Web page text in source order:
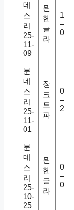
데
스
리
25-
11-
09
묀
헨
글
라
1
–
0
분
데
스
리
25-
11-
01
장
크
트
파
0
–
2
분
데
스
리
25-
10-
25
묀
헨
글
라
0
–
0